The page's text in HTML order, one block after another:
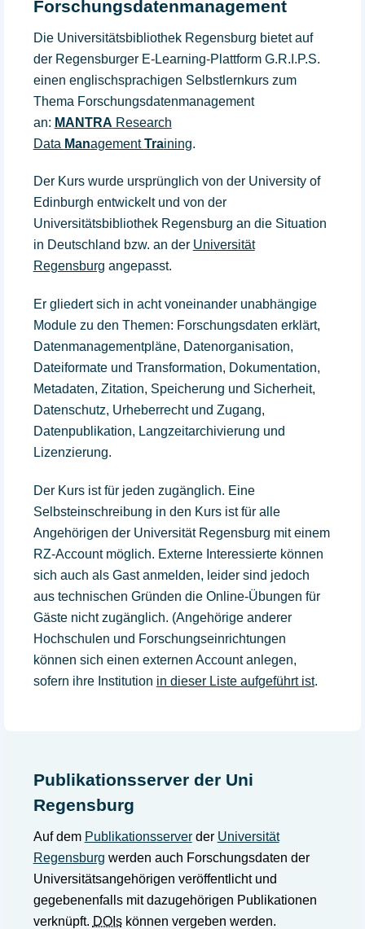
Forschungsdatenmanagement
Die Universitätsbibliothek Regensburg bietet auf
der Regensburger E-Learning-Plattform G.R.I.P.S.
einen englischsprachigen Selbstlernkurs zum
Thema Forschungsdatenmanagement
an: MANTRA Research
Data ManagementTraining.
Der Kurs wurde ursprünglich von der University of
Edinburgh entwickelt und von der
Universitätsbibliothek Regensburg an die Situation
in Deutschland bzw. an der Universität
Regensburg angepasst.
Er gliedert sich in acht voneinander unabhängige
Module zu den Themen: Forschungsdaten erklärt,
Datenmanagementpläne, Datenorganisation,
Dateiformate und Transformation, Dokumentation,
Metadaten, Zitation, Speicherung und Sicherheit,
Datenschutz, Urheberrecht und Zugang,
Datenpublikation, Langzeitarchivierung und
Lizenzierung.
Der Kurs ist für jeden zugänglich. Eine
Selbsteinschreibung in den Kurs ist für alle
Angehörigen der Universität Regensburg mit einem
RZ-Account möglich. Externe Interessierte können
sich auch als Gast anmelden, leider sind jedoch
aus technischen Gründen die Online-Übungen für
Gäste nicht zugänglich. (Angehörige anderer
Hochschulen und Forschungseinrichtungen
können sich einen externen Account anlegen,
sofern ihre Institution in dieser Liste aufgeführt ist.
Publikationsserver der Uni
Regensburg
Auf dem Publikationsserverder Universität
Regensburg werden auch Forschungsdaten der
Universitätsangehörigen veröffentlicht und
gegebenenfalls mit dazugehörigen Publikationen
verknüpft. DOIskönnen vergeben werden.